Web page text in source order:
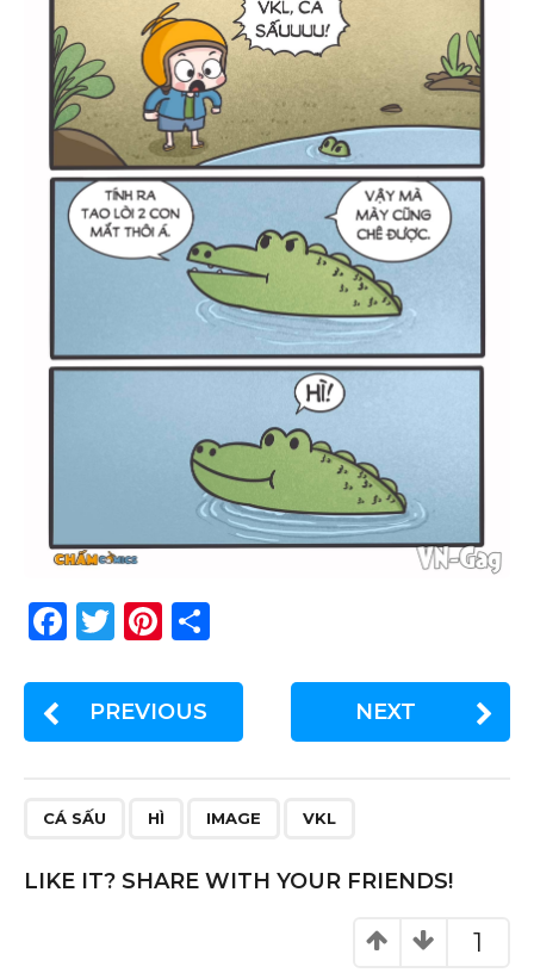
F
c
e
o
k
T
it
te
Pi
te
re
ar
e
PREVIOUS NEXT
CÁ SẤU HÌ IMAGE VKL
LIKE IT? SHARE WITH YOUR FRIENDS!
1